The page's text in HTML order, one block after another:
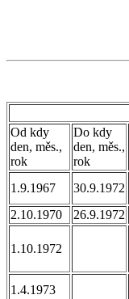
Od kdy
den, měs.,
rok
Do kdy
den, měs.,
rok
1.9.1967 30.9.1972
2.10.1970
26.9.1972
1.10.1972
1.4.1973